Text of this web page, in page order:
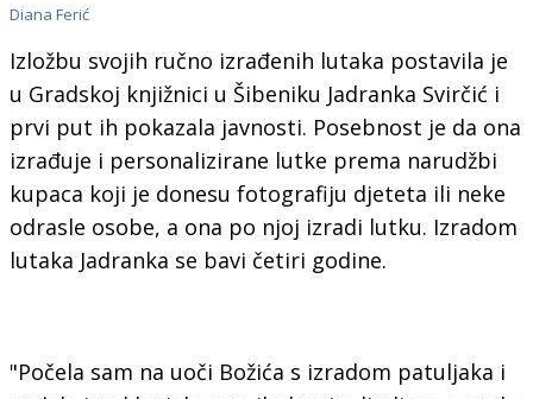
Diana Ferić
Izložbu svojih ručno izrađenih lutaka postavila je
u Gradskoj knjižnici u Šibeniku Jadranka Svirčić i
prvi put ih pokazala javnosti. Posebnost je da ona
izrađuje i personalizirane lutke prema narudžbi
kupaca koji je donesu fotografiju djeteta ili neke
odrasle osobe, a ona po njoj izradi lutku. Izradom
lutaka Jadranka se bavi četiri godine.
"Počela sam na uoči Božića s izradom patuljaka i